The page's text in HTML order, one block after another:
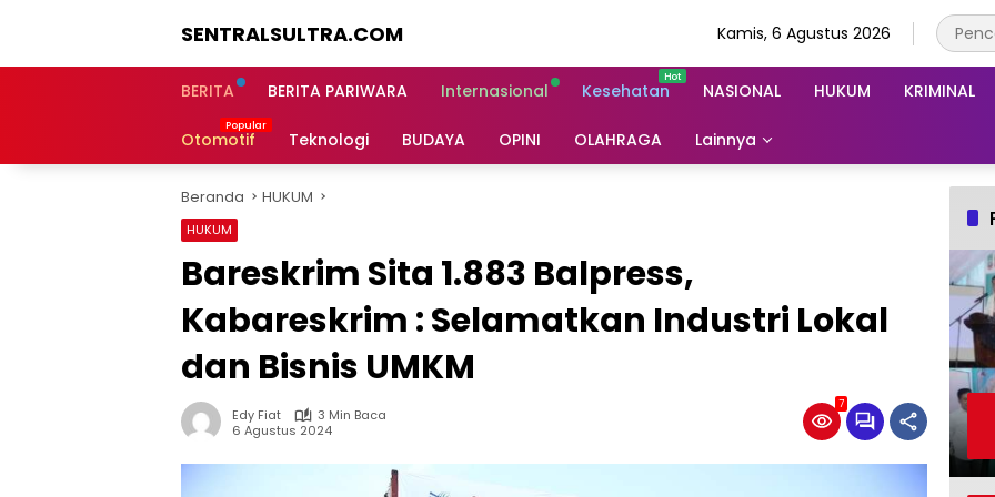
SENTRALSULTRA.COM Kamis, 6 Agustus 2026
BERITA BERITA PARIWARA Internasional Kesehatan NASIONAL HUKUM KRIMINAL
Otomotif Teknologi BUDAYA OPINI OLAHRAGA Lainnya
Beranda HUKUM
HUKUM
Bareskrim Sita 1.883 Balpress,
Kabareskrim : Selamatkan Industri Lokal
dan Bisnis UMKM
Edy Fiat
3 Min Baca
6 Agustus 2024
7